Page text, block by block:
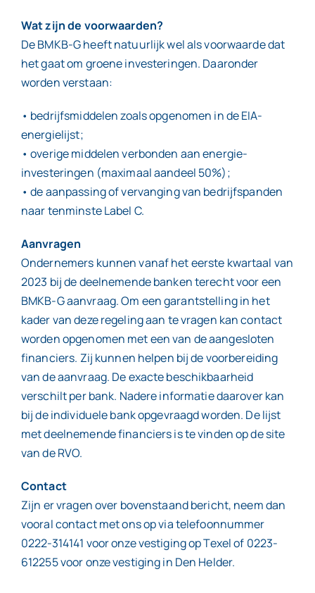
Wat zijn de voorwaarden?
De BMKB-G heeft natuurlijk wel als voorwaarde dat
het gaat om groene investeringen. Daaronder
worden verstaan:
• bedrijfsmiddelen zoals opgenomen in de EIA-
energielijst;
• overige middelen verbonden aan energie-
investeringen (maximaal aandeel 50%);
• de aanpassing of vervanging van bedrijfspanden
naar tenminste Label C.
Aanvragen
Ondernemers kunnen vanaf het eerste kwartaal van
2023 bij de deelnemende banken terecht voor een
BMKB-G aanvraag. Om een garantstelling in het
kader van deze regeling aan te vragen kan contact
worden opgenomen met een van de aangesloten
financiers. Zij kunnen helpen bij de voorbereiding
van de aanvraag. De exacte beschikbaarheid
verschilt per bank. Nadere informatie daarover kan
bij de individuele bank opgevraagd worden. De lijst
met deelnemende financiers is te vinden op de site
van de RVO.
Contact
Zijn er vragen over bovenstaand bericht, neem dan
vooral contact met ons op via telefoonnummer
0222-314141 voor onze vestiging op Texel of 0223-
612255 voor onze vestiging in Den Helder.